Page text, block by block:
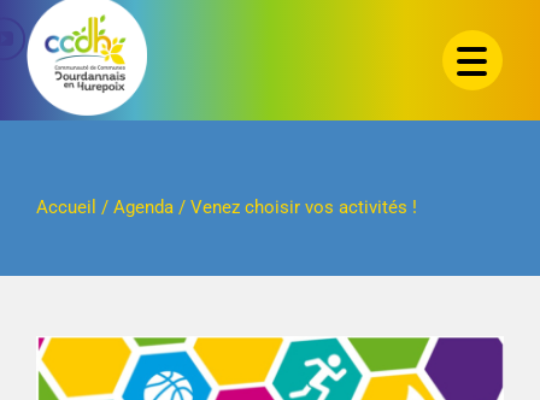
Passer
contenu
Accueil / Agenda/ Venez choisir vos activités !